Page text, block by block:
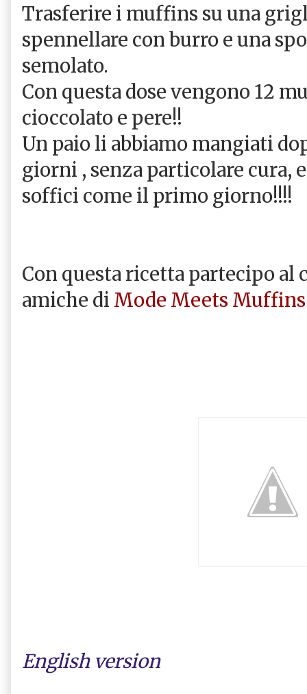
Trasferire i muffins su una
spennellare con burro e una
semolato.
Con questa dose vengono 12
cioccolato e pere!!
Un paio li abbiamo mangiati
giorni , senza particolare cura,
soffici come il primo giorno!!!!
Con questa ricetta partecipo al
amiche di Mode Meets Muffins
English version